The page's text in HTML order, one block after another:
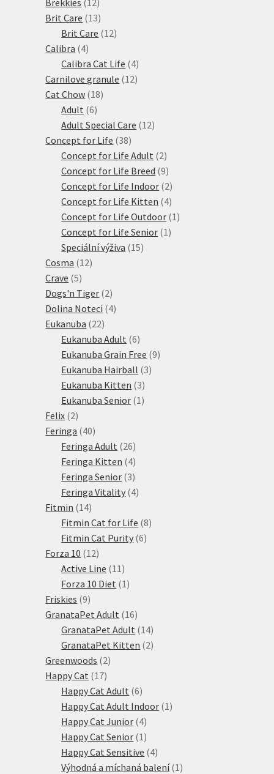
produktů
Brit Care 1313
produktů
Brit Care 1212
Calibra 44
produkty
Calibra Cat Life 44
produkty
Carnilove granule 1212
Cat Chow 1818
Adult 66
produktů
Adult Special Care 1212
Concept for Life 3838
produktů
Concept for Life Adult 22
produkty
Concept for Life Breed 99
produktů
Concept for Life Indoor 22
produkty
Concept for Life Kitten 44
produkty
Concept for Life Outdoor 1 1
Concept for Life Senior 1 1
Speciální výživa 1515
Cosma 1212
Crave 55
produktů
Dogs'n Tiger 22
produkty
Dolina Noteci 44
Eukanuba 2222
produktů
Eukanuba Adult 66
produktů
Eukanuba Grain Free 99
Eukanuba Hairball 33
Eukanuba Kitten 33
produkty
Eukanuba Senior 1 1
Felix 22
produkty
Feringa 4040
produktů
Feringa Adult 2626
produktů
Feringa Kitten 44
produkty
Feringa Senior 33
produkty
Feringa Vitality 44
Fitmin 1414
produktů
Fitmin Cat for Life 88
Fitmin Cat Purity 66
Forza 10 1212
produktů
Active Line 11 11
produktů
Forza 10 Diet 1 1
Friskies 99
produktů
GranataPet Adult 1616
produktů
GranataPet Adult 1414
produktů
GranataPet Kitten 22
Greenwoods 22
Happy Cat 1717
produktů
Happy Cat Adult 66
produktů
Happy Cat Adult Indoor 1 1
Happy Cat Junior 44
produkty
Happy Cat Senior 1 1
produkt
Happy Cat Sensitive 44
produkty
Výhodná a míchaná balení 1 1